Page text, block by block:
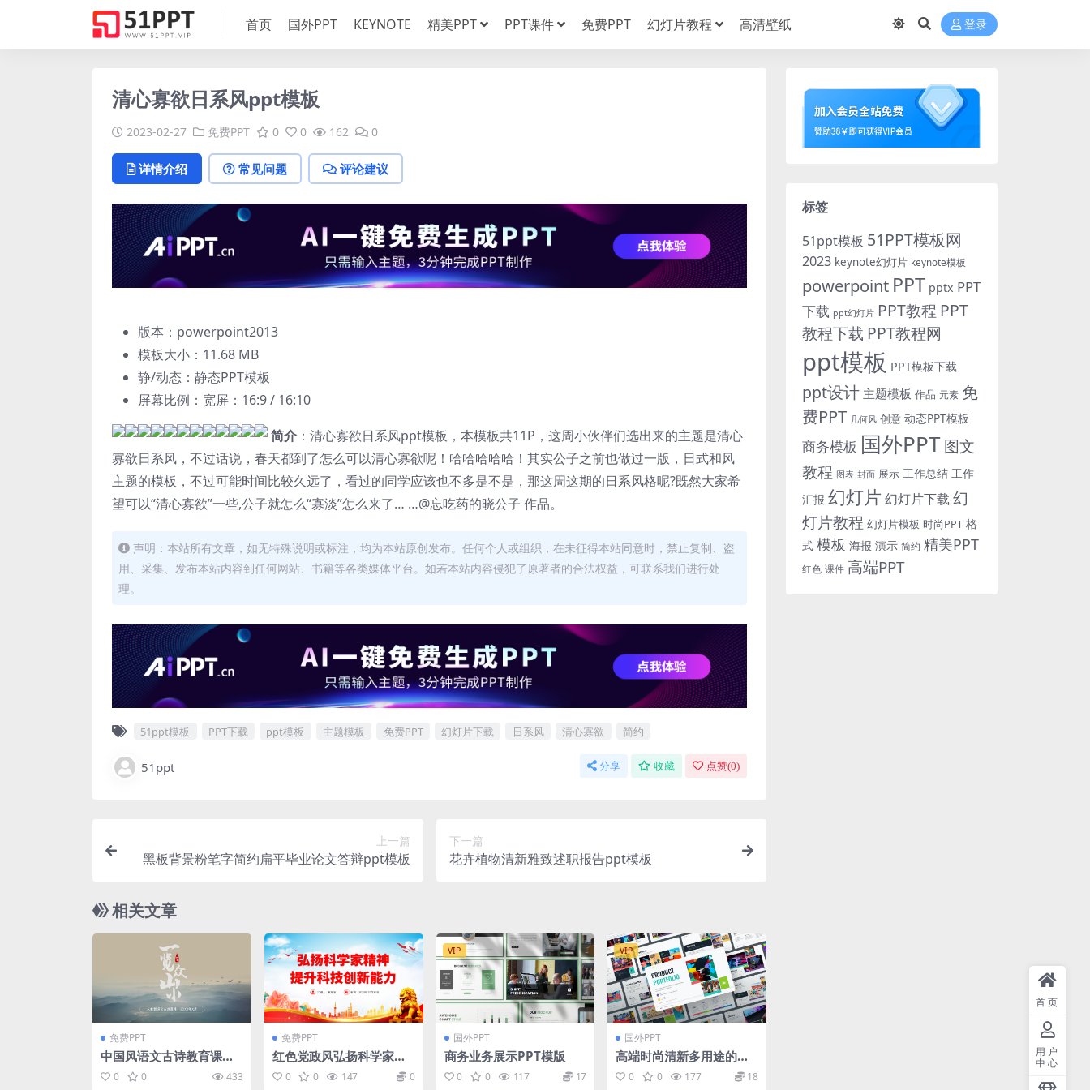
首页 国外PPT KEYNOTE 精美PPT PPT课件 免费PPT 幻灯片教程 高清壁纸 登录
清心寡欲日系风ppt模板
2023-02-27 免费PPT 0 0 162 0
详情介绍 常见问题 评论建议
版本：powerpoint2013
模板大小： 11.68 MB
静/动态：静态PPT模板
屏幕比例：宽屏：16:9 / 16:10
简介 ：清心寡欲日系风ppt模板，本模板共11P，这周小伙伴们选出来的主题是清心
寡欲日系风，不过话说，春天都到了怎么可以清心寡欲呢！哈哈哈哈哈！其实公子之前也做过一版，日式和风
主题的模板，不过可能时间比较久远了，看过的同学应该也不多是不是，那这周这期的日系风格呢?既然大家希
望可以“清心寡欲”一些,公子就怎么“寡淡”怎么来了… …@忘吃药的晓公子 作品。
声明：本站所有文章，如无特殊说明或标注，均为本站原创发布。任何个人或组织，在未征得本站同意时，禁止复制、盗
用、采集、发布本站内容到任何网站、书籍等各类媒体平台。如若本站内容侵犯了原著者的合法权益，可联系我们进行处
理。
51ppt模板 PPT下载 ppt模板 主题模板 免费PPT 幻灯片下载 日系风 清心寡欲 简约
51ppt 分享 收藏 点赞(0)
上一篇
黑板背景粉笔字简约扁平毕业论文答辩ppt模板
下一篇
花卉植物清新雅致述职报告ppt模板
相关文章
免费PPT
中国风语文古诗教育课件p
pt模板
0 0 433
免费PPT
红色党政风弘扬科学家精
神提升科技创新能力PPT
模版
0 0 147 0
VIP
国外PPT
商务业务展示PPT模版
0 0 117 17
VIP
国外PPT
高端时尚清新多用途的高
品质产品组合powerpoin
t幻灯片演示模板（ppt
0 0 177 18
标签
51ppt模板 51PPT模板网
2023 keynote幻灯片 keynote模板
powerpoint PPT pptx PPT
下载 ppt幻灯片 PPT教程 PPT
教程下载 PPT教程网
ppt模板 PPT模板下载
ppt设计 主题模板 作品 元素 免
费PPT 几何风 创意 动态PPT模板
商务模板 国外PPT图文
教程 图表 封面 展示 工作总结 工作
汇报 幻灯片 幻灯片下载 幻
灯片教程 幻灯片模板 时尚PPT 格
式 模板 海报 演示 简约 精美PPT
红色 课件 高端PPT
首页
用户
中心